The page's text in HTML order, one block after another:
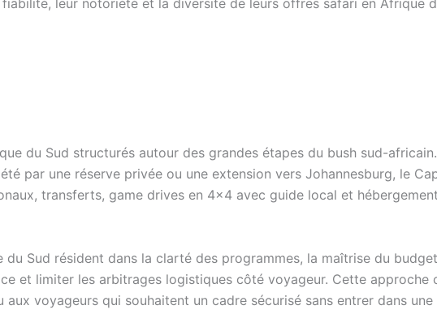
du Sud structurés autour des grandes étapes du bush sud-
par une réserve privée ou une extension vers Johannesburg, le
transferts, game drives en 4×4 avec guide local et
Sud résident dans la clarté des programmes, la maîtrise du
et limiter les arbitrages logistiques côté voyageur. Cette approche
voyageurs qui souhaitent un cadre sécurisé sans entrer dans